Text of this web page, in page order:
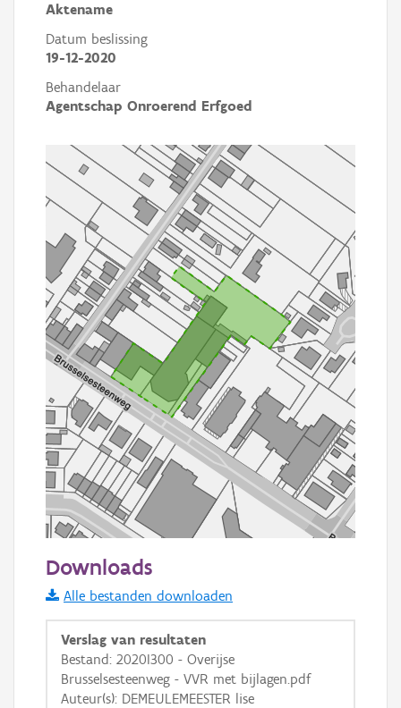
Aktename
Datum beslissing
19-12-2020
Behandelaar
Agentschap Onroerend Erfgoed
Informatie Vlaanderen
i
+ −
Downloads
Alle bestanden downloaden
Verslag van resultaten
Bestand: 2020I300 - Overijse
Brusselsesteenweg - VVR met bijlagen.pdf
Auteur(s): DEMEULEMEESTER lise